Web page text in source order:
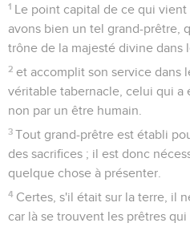
1 Le point capital de ce qui
avons bien un tel grand-prêtre,
trône de la majesté divine dans
2 et accomplit son service dans
véritable tabernacle, celui qui a
non par un être humain.
3 Tout grand-prêtre est établi
des sacrifices ; il est donc
quelque chose à présenter.
4 Certes, s'il était sur la terre, il
car là se trouvent les prêtres